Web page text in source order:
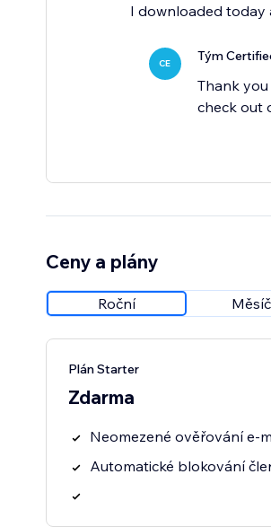
I downloaded today
CE Tým
Thank
check out
Ceny a plány
Roční
Plán Starter
Zdarma
Neomezené ověřování e-
Automatické blokování